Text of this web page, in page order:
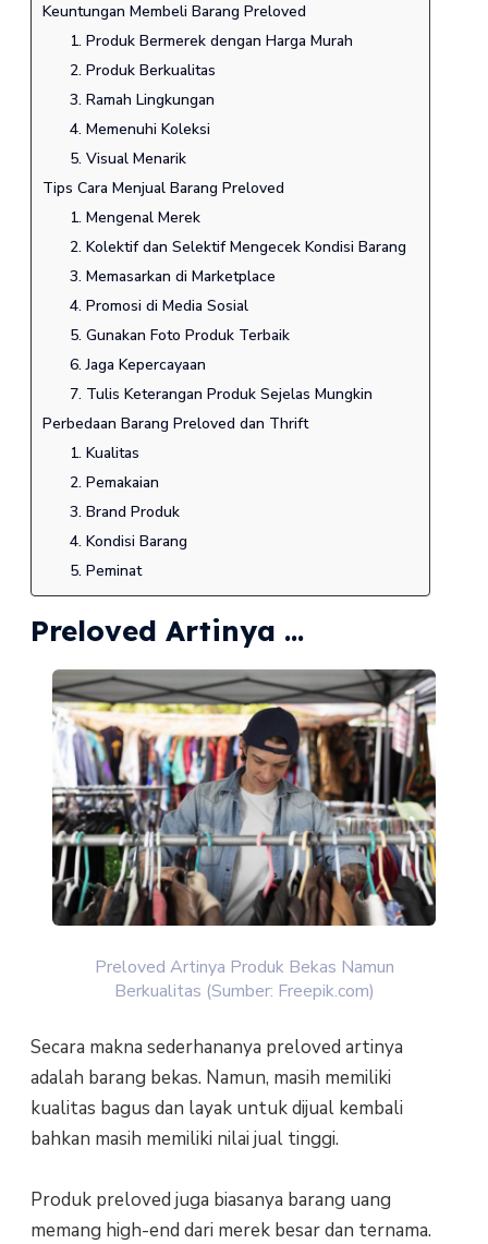
Keuntungan Membeli Barang Preloved
1. Produk Bermerek dengan Harga Murah
2. Produk Berkualitas
3. Ramah Lingkungan
4. Memenuhi Koleksi
5. Visual Menarik
Tips Cara Menjual Barang Preloved
1. Mengenal Merek
2. Kolektif dan Selektif Mengecek Kondisi Barang
3. Memasarkan di Marketplace
4. Promosi di Media Sosial
5. Gunakan Foto Produk Terbaik
6. Jaga Kepercayaan
7. Tulis Keterangan Produk Sejelas Mungkin
Perbedaan Barang Preloved dan Thrift
1. Kualitas
2. Pemakaian
3. Brand Produk
4. Kondisi Barang
5. Peminat
Preloved Artinya ...
Preloved Artinya Produk Bekas Namun
Berkualitas (Sumber: Freepik.com)
Secara makna sederhananya preloved artinya
adalah barang bekas. Namun, masih memiliki
kualitas bagus dan layak untuk dijual kembali
bahkan masih memiliki nilai jual tinggi.
Produk preloved juga biasanya barang uang
memang high-end dari merek besar dan ternama.